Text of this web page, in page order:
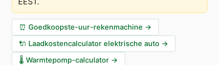
⏰ Goedkoopste-uur-rekenmachine →
🔌 Laadkostencalculator elektrische auto →
🌡️ Warmtepomp-calculator →